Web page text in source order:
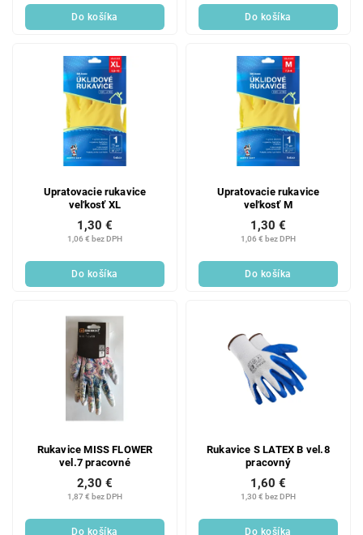
Do košíka Do košíka
Upratovacie rukavice
veľkosť XL
1,06 € bez DPH
1,30 €
Do košíka
Upratovacie rukavice
veľkosť M
1,06 € bez DPH
1,30 €
Do košíka
Rukavice MISS FLOWER
vel.7 pracovné
1,87 € bez DPH
2,30 €
Do košíka
Rukavice S LATEX B vel.8
pracovný
1,30 € bez DPH
1,60 €
Do košíka